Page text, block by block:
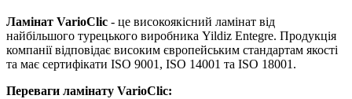
Ламінат VarioClic - це високоякісний ламінат від
найбільшого турецького виробника Yildiz Entegre. Продукція
компанії відповідає високим європейським стандартам якості
та має сертифікати ISO 9001, ISO 14001 та ISO 18001.
Переваги ламінату VarioClic: